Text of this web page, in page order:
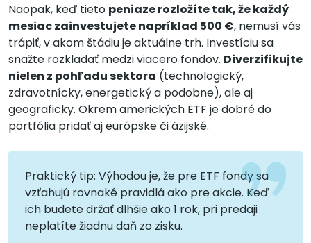
Naopak, keď tieto peniaze rozložíte tak, že každý
mesiac zainvestujete napríklad 500 €, nemusí vás
trápiť, v akom štádiu je aktuálne trh. Investíciu sa
snažte rozkladať medzi viacero fondov. Diverzifikujte
nielen z pohľadu sektora (technologický,
zdravotnícky, energetický a podobne), ale aj
geograficky. Okrem amerických ETF je dobré do
portfólia pridať aj európske či ázijské.
Praktický tip: Výhodou je, že pre ETF fondy sa
vzťahujú rovnaké pravidlá ako pre akcie. Keď
ich budete držať dlhšie ako 1 rok, pri predaji
neplatíte žiadnu daň zo zisku.